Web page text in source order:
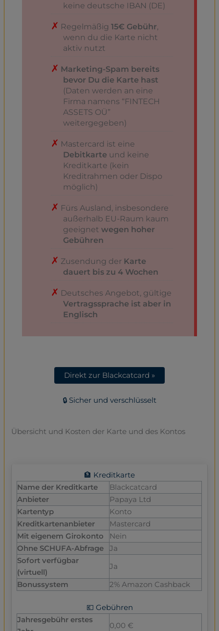
keine deutsche IBAN (DE)
Regelmäßig15€ Gebühr,
wenn du die Karte nicht
aktiv nutzt
Marketing-Spam bereits
bevor Du die Karte hast
(Daten werden an eine
Firma namens “FINTECH
ASSETS OÜ”
weitergegeben)
Mastercard ist eine
Debitkarte und keine
Kreditkarte (kein
Kreditrahmen oder Dispo
möglich)
Fürs Ausland, insbesondere
außerhalb EU-Raum kaum
geeignetwegen hoher
Gebühren
Zusendung der Karte
dauert bis zu 4 Wochen
Deutsches Angebot, gültige
Vertragssprache ist aber in
Englisch
Direkt zur Blackcatcard »
🔒 Sicher und verschlüsselt
Übersicht und Kosten der Karte und des Kontos
🏦 Kreditkarte
Name der Kreditkarte
Blackcatcard
Anbieter
Papaya Ltd
Kartentyp
Konto
Kreditkartenanbieter
Mastercard
Mit eigenem Girokonto
Nein
Ohne SCHUFA-Abfrage
Ja
Sofort verfügbar
(virtuell)
Ja
Bonussystem 2% Amazon Cashback
💶 Gebühren
Jahresgebühr erstes
0,00 €